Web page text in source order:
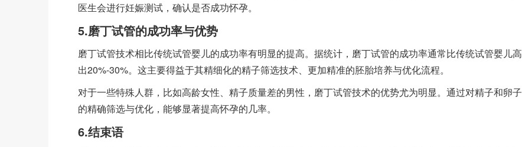
医生会进行妊娠测试，确认是否成功怀孕。
5.磨丁试管的成功率与优势
磨丁试管技术相比传统试管婴儿的成功率有明显的提高。据统计，磨丁试管的成功率通常比传统试管婴儿高
出20%-30%。这主要得益于其精细化的精子筛选技术、更加精准的胚胎培养与优化流程。
对于一些特殊人群，比如高龄女性、精子质量差的男性，磨丁试管技术的优势尤为明显。通过对精子和卵子
的精确筛选与优化，能够显著提高怀孕的几率。
6.结束语